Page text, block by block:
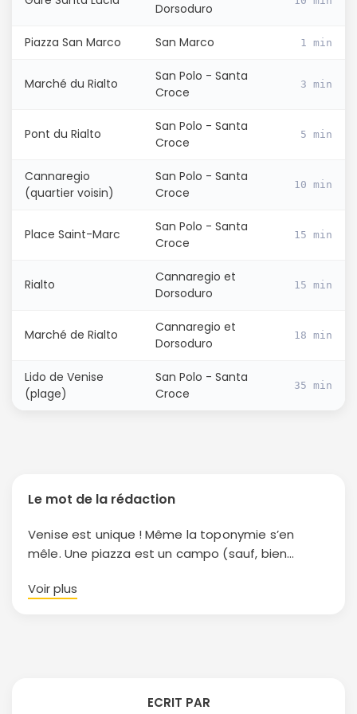
Dorsoduro
Piazza San Marco San Marco 1 min
Marché du Rialto
San Polo - Santa
Croce
3 min
Pont du Rialto
San Polo - Santa
Croce
5 min
Cannaregio
(quartier voisin)
San Polo - Santa
Croce
10 min
Place Saint-Marc
San Polo - Santa
Croce
15 min
Rialto
Cannaregio et
Dorsoduro
15 min
Marché de Rialto
Cannaregio et
Dorsoduro
18 min
Lido de Venise
(plage)
San Polo - Santa
Croce
35 min
Le mot de la rédaction
Venise est unique ! Même la toponymie s’en
mêle. Une piazza est un campo (sauf, bien
Marco), une strada ou une via peut être une
Cannaregio serait la dorsale et Castello, la
Voir plus
ECRIT PAR
Continuer avec Apple
ou connectez-vous par mail
Politique de
confidentialité.